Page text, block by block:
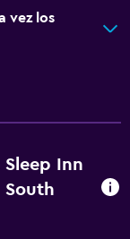
vez los
Inn
South